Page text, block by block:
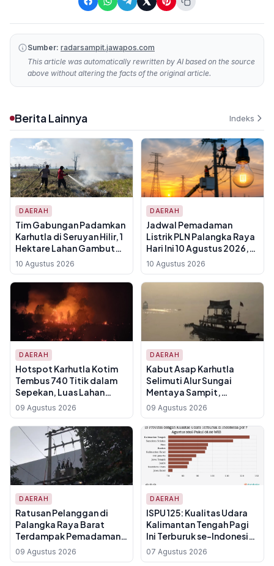
Sumber: radarsampit.jawapos.com
This article was automatically rewritten by AI based on the source
above without altering the facts of the original article.
Berita Lainnya Indeks
DAERAH
Tim Gabungan Padamkan
Karhutla di Seruyan Hilir, 1
Hektare Lahan Gambut
Terbakar
10 Agustus 2026
DAERAH
Jadwal Pemadaman
Listrik PLN Palangka Raya
Hari Ini 10 Agustus 2026,
Wilayah Timur Padam 3
Jam
10 Agustus 2026
DAERAH
Hotspot Karhutla Kotim
Tembus 740 Titik dalam
Sepekan, Luas Lahan
Terbakar Capai 373
Hektare
09 Agustus 2026
DAERAH
Kabut Asap Karhutla
Selimuti Alur Sungai
Mentaya Sampit,
Pengemudi Kelotok
Terpaksa Kurangi
Kecepatan Demi Hindari
Tabrakan dengan
Tongkang
09 Agustus 2026
DAERAH
Ratusan Pelanggan di
Palangka Raya Barat
Terdampak Pemadaman
Listrik 9 Agustus 2026,
Berikut Daftar
09 Agustus 2026
DAERAH
ISPU 125: Kualitas Udara
Kalimantan Tengah Pagi
Ini Terburuk se-Indonesia,
Masuk Kategori Tidak
Sehat
07 Agustus 2026